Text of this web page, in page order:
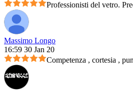
Professionisti del vetro.
Massimo Longo
16:59 30 Jan 20
Competenza , cortesia ,